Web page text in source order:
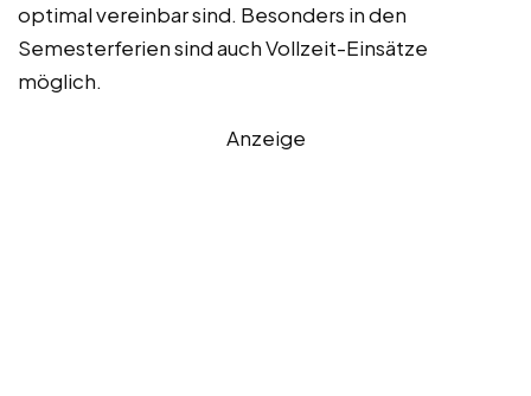
optimal vereinbar sind. Besonders in den
Semesterferien sind auch Vollzeit-Einsätze
möglich.
Anzeige